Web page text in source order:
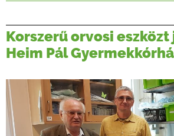
ONLINE KÉPZÉSEK
TERVEZÉSI
Korszerű orvosi
Heim Pál